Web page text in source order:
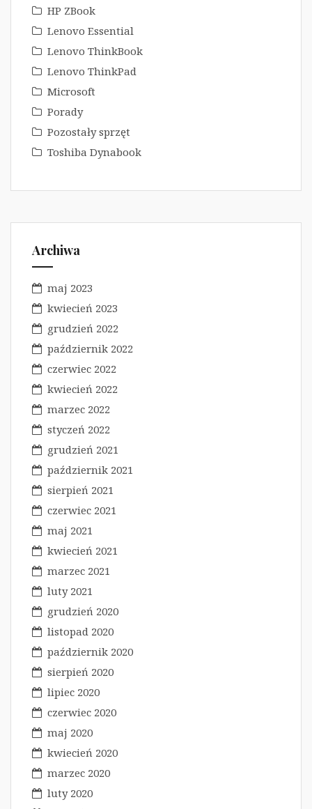
HP ZBook
Lenovo Essential
Lenovo ThinkBook
Lenovo ThinkPad
Microsoft
Porady
Pozostały sprzęt
Toshiba Dynabook
Archiwa
maj 2023
kwiecień 2023
grudzień 2022
październik 2022
czerwiec 2022
kwiecień 2022
marzec 2022
styczeń 2022
grudzień 2021
październik 2021
sierpień 2021
czerwiec 2021
maj 2021
kwiecień 2021
marzec 2021
luty 2021
grudzień 2020
listopad 2020
październik 2020
sierpień 2020
lipiec 2020
czerwiec 2020
maj 2020
kwiecień 2020
marzec 2020
luty 2020